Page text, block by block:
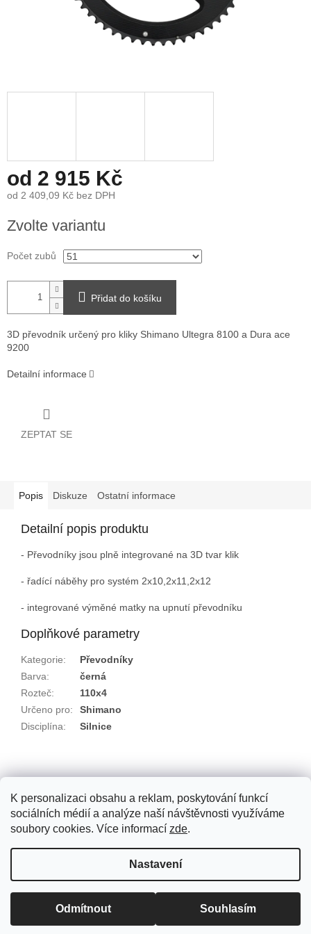
K personalizaci obsahu a reklam, poskytování funkcí
sociálních médií a analýze naší návštěvnosti využíváme
soubory cookies. Více informací zde.
Nastavení
Odmítnout Souhlasím
od 2 915 Kč
od 2 409,09 Kč bez DPH
cena:
Zvolte variantu
Počet zubů
Přidat do košíku
3D převodník určený pro kliky Shimano Ultegra 8100 a Dura ace
9200
Detailní informace
ZEPTAT SE
Popis Diskuze Ostatní informace
Detailní popis produktu
- Převodníky jsou plně integrované na 3D tvar klik
- řadící náběhy pro systém 2x10,2x11,2x12
- integrované výměné matky na upnutí převodníku
Doplňkové parametry
Kategorie:
Převodníky
Barva:
černá
Rozteč:
110x4
Určeno pro:
Shimano
Disciplína: Silnice
á
GEBHARDT GTP
Upravit nastavení cookies